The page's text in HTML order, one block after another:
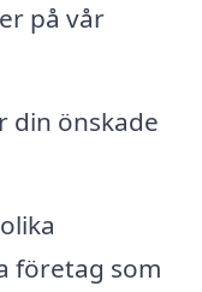
på vår
din önskade
företag som